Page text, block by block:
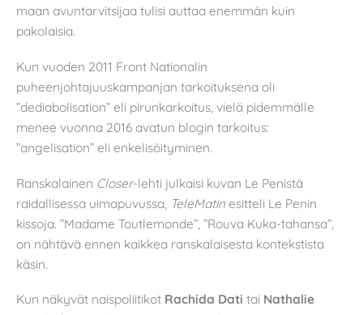
maan avuntarvitsijaa tulisi auttaa enemmän kuin
pakolaisia.
Kun vuoden 2011 Front Nationalin
puheenjohtajuuskampanjan tarkoituksena oli
”dediabolisation” eli pirunkarkoitus, vielä pidemmälle
menee vuonna 2016 avatun blogin tarkoitus:
”angelisation” eli enkelisöityminen.
Ranskalainen Closer-lehti julkaisi kuvan Le Penistä
raidallisessa uimapuvussa, TeleMatin esitteli Le Penin
kissoja. ”Madame Toutlemonde”, ”Rouva Kuka-tahansa”,
on nähtävä ennen kaikkea ranskalaisesta kontekstista
käsin.
Kun näkyvät naispoliitikot Rachida Dati tai Nathalie